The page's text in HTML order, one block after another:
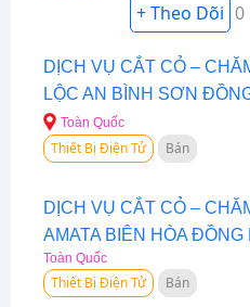
0
DỊCH VỤ CẮT CỎ –
LỘC AN BÌNH SƠN
Toàn Quốc
Thiết Bị Điện Tử Bán
DỊCH VỤ CẮT CỎ –
AMATA BIÊN HÒA ĐỒNG
Toàn Quốc
Thiết Bị Điện Tử Bán